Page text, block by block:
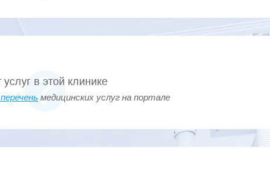
услуг в этой клинике
медицинских услуг на портале